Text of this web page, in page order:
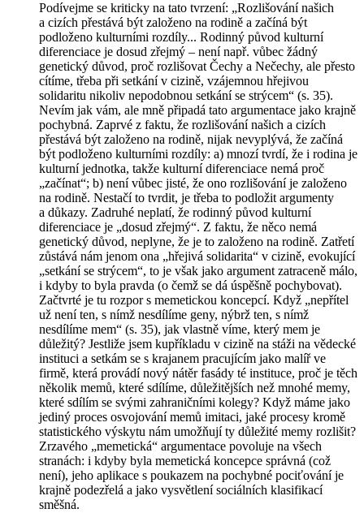
Podívejme se kriticky na tato tvrzení: „Rozlišování našich
a cizích přestává být založeno na rodině a začíná být
podloženo kulturními rozdíly... Rodinný původ kulturní
diferenciace je dosud zřejmý – není např. vůbec žádný
genetický důvod, proč rozlišovat Čechy a Nečechy, ale přesto
cítíme, třeba při setkání v cizině, vzájemnou hřejivou
solidaritu nikoliv nepodobnou setkání se strýcem“ (s. 35).
Nevím jak vám, ale mně připadá tato argumentace jako krajně
pochybná. Zaprvé z faktu, že rozlišování našich a cizích
přestává být založeno na rodině, nijak nevyplývá, že začíná
být podloženo kulturními rozdíly: a) mnozí tvrdí, že i rodina je
kulturní jednotka, takže kulturní diferenciace nemá proč
„začínat“; b) není vůbec jisté, že ono rozlišování je založeno
na rodině. Nestačí to tvrdit, je třeba to podložit argumenty
a důkazy. Zadruhé neplatí, že rodinný původ kulturní
diferenciace je „dosud zřejmý“. Z faktu, že něco nemá
genetický důvod, neplyne, že je to založeno na rodině. Zatřetí
zůstává nám jenom ona „hřejivá solidarita“ v cizině, evokující
„setkání se strýcem“, to je však jako argument zatraceně málo,
i kdyby to byla pravda (o čemž se dá úspěšně pochybovat).
Začtvrté je tu rozpor s memetickou koncepcí. Když „nepřítel
už není ten, s nímž nesdílíme geny, nýbrž ten, s nímž
nesdílíme mem“ (s. 35), jak vlastně víme, který mem je
důležitý? Jestliže jsem kupříkladu v cizině na stáži na vědecké
instituci a setkám se s krajanem pracujícím jako malíř ve
firmě, která provádí nový nátěr fasády té instituce, proč je těch
několik memů, které sdílíme, důležitějších než mnohé memy,
které sdílím se svými zahraničními kolegy? Když máme jako
jediný proces osvojování memů imitaci, jaké procesy kromě
statistického výskytu nám umožňují ty důležité memy rozlišit?
Zrzavého „memetická“ argumentace povoluje na všech
stranách: i kdyby byla memetická koncepce správná (což
není), jeho aplikace s poukazem na pochybné pociťování je
krajně podezřelá a jako vysvětlení sociálních klasifikací
směšná.